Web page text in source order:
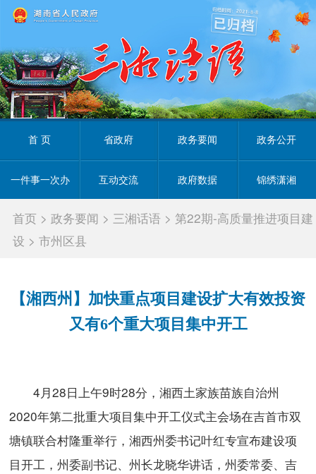
首 页 省政府 政务要闻 政务公开
一件事一次办 互动交流 政府数据 锦绣潇湘
首页 >政务要闻 > 三湘话语 > 第22期-高质量推进项目建
设 >市州区县
【湘西州】加快重点项目建设扩大有效投资
又有6个重大项目集中开工
4月28日上午9时28分，湘西土家族苗族自治州
2020年第二批重大项目集中开工仪式主会场在吉首市双
塘镇联合村隆重举行，湘西州委书记叶红专宣布建设项
目开工，州委副书记、州长龙晓华讲话，州委常委、吉